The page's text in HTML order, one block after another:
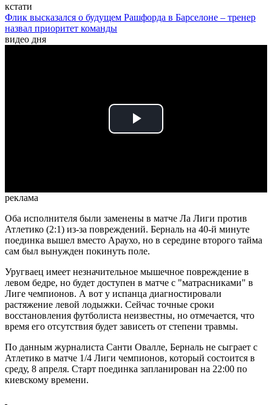
кстати
Флик высказался о будущем Рашфорда в Барселоне – тренер
назвал приоритет команды
видео дня
Play
реклама
Оба исполнителя были заменены в матче Ла Лиги против
Атлетико (2:1) из-за повреждений. Берналь на 40-й минуте
поединка вышел вместо Араухо, но в середине второго тайма
сам был вынужден покинуть поле.
Уругваец имеет незначительное мышечное повреждение в
левом бедре, но будет доступен в матче с "матрасниками" в
Лиге чемпионов. А вот у испанца диагностировали
растяжение левой лодыжки. Сейчас точные сроки
восстановления футболиста неизвестны, но отмечается, что
время его отсутствия будет зависеть от степени травмы.
По данным журналиста Санти Овалле, Берналь не сыграет с
Атлетико в матче 1/4 Лиги чемпионов, который состоится в
среду, 8 апреля. Старт поединка запланирован на 22:00 по
киевскому времени.